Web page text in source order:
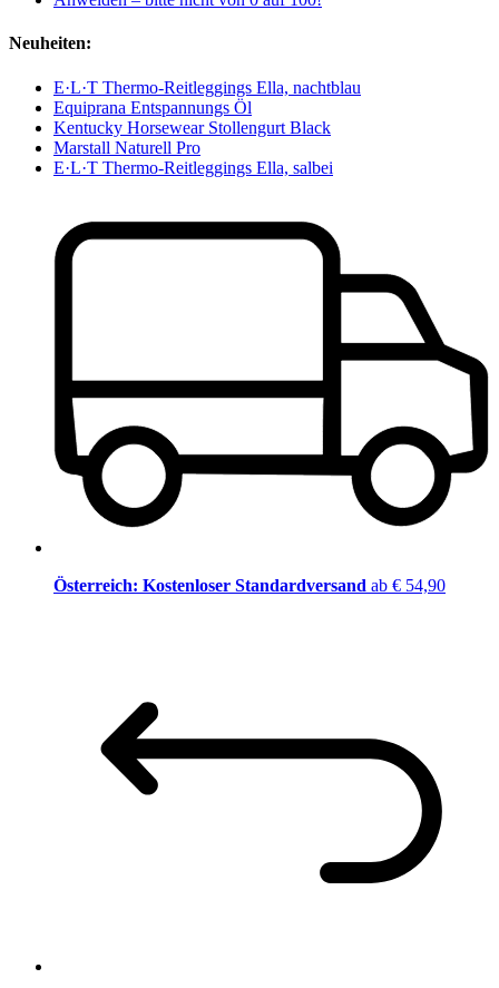
Neuheiten:
E·L·T Thermo-Reitleggings Ella, nachtblau
Equiprana Entspannungs Öl
Kentucky Horsewear Stollengurt Black
Marstall Naturell Pro
E·L·T Thermo-Reitleggings Ella, salbei
Österreich: Kostenloser Standardversand ab € 54,90